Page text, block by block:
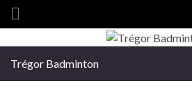
Search for:
Trégor Badminton